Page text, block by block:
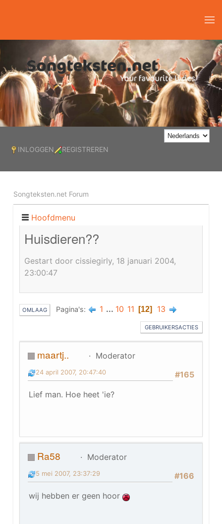
INLOGGEN REGISTREREN
Songteksten.net Forum
Hoofdmenu
Huisdieren??
Gestart door cissiegirly, 18 januari 2004,
23:00:47
OMLAAG Pagina's 1 ... 10 11 12 13
GEBRUIKERSACTIES
maartj..
Moderator
#165
24 april 2007, 20:47:40
Lief man. Hoe heet 'ie?
Ra58
Moderator
#166
5 mei 2007, 23:37:29
wij hebben er geen hoor